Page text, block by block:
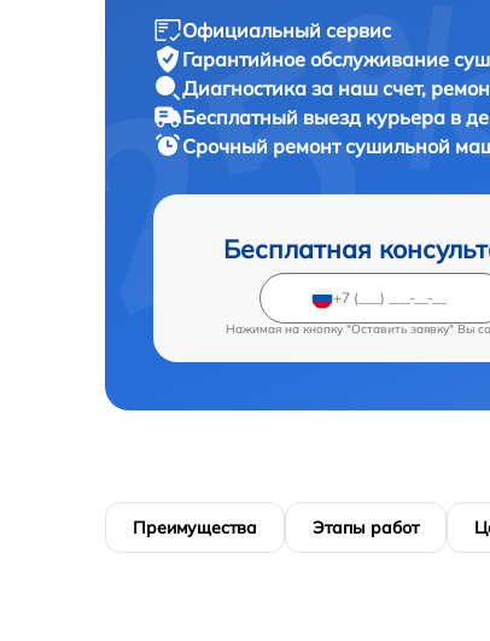
Официальный сервис
Гарантийное обслуживание
Диагностика за наш счет,
Бесплатный выезд курьера в
Срочный ремонтсушильной
Бесплатная
Нажимая на кнопку "Оставить заявку" Вы
Преимущества Этапы работ